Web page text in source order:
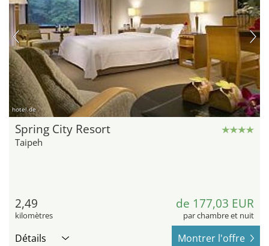
hotel.de
Spring City Resort
Taipeh
2,49
kilomètres
de 177,03 EUR
par chambre et nuit
Détails Montrer l'offre